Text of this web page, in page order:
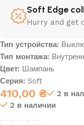
Soft Edge
Hurry and get
Тип устройства:
Тип монтажа:
Цвет: Шампань
Серия: Soft
410,00 ₴
2 в
2 в наличии